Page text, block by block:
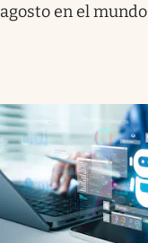
agosto en el mundo